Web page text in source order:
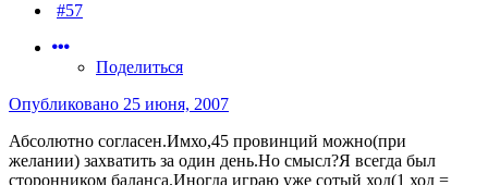
#57
Поделиться
Опубликовано 25 июня, 2007
Абсолютно согласен.Имхо,45 провинций можно(при
желании) захватить за один день.Но смысл?Я всегда был
сторонником баланса.Иногда играю уже сотый ход(1 ход =